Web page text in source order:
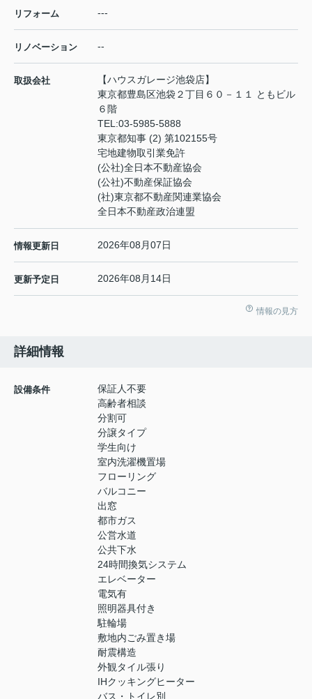
リフォーム ---
リノベーション --
取扱会社
【ハウスガレージ池袋店】
東京都豊島区池袋２丁目６０－１１ ともビル
６階
TEL:03-5985-5888
東京都知事 (2) 第102155号
宅地建物取引業免許
(公社)全日本不動産協会
(公社)不動産保証協会
(社)東京都不動産関連業協会
全日本不動産政治連盟
情報更新日 2026年08月07日
更新予定日 2026年08月14日
情報の見方
詳細情報
設備条件
保証人不要
高齢者相談
分割可
分譲タイプ
学生向け
室内洗濯機置場
フローリング
バルコニー
出窓
都市ガス
公営水道
公共下水
24時間換気システム
エレベーター
電気有
照明器具付き
駐輪場
敷地内ごみ置き場
耐震構造
外観タイル張り
IHクッキングヒーター
バス・トイレ別